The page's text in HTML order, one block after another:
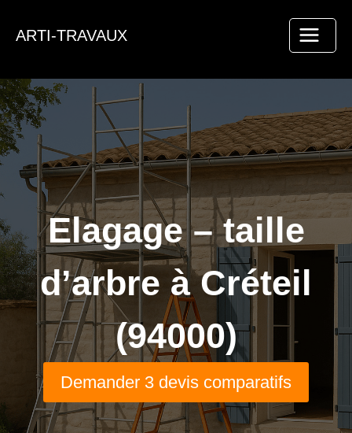
ARTI-TRAVAUX
Elagage – taille
d’arbre à Créteil
(94000)
Demander 3 devis comparatifs